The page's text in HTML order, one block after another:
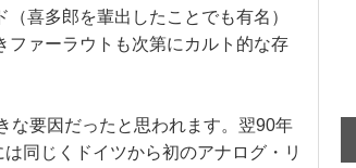
喜多郎を輩出したことでも有名）
ファーラウトも次第にカルト的な存
な要因だったと思われます。翌90年
同じくドイツから初のアナログ・リ